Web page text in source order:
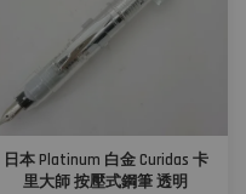
日本 Platinum 白金 Curidas 卡
里大師 按壓式鋼筆 透明